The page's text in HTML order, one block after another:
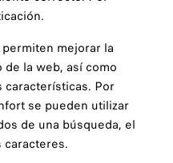
mejorar la
la web, así como
características. Por
se pueden utilizar
de una búsqueda, el
caracteres.